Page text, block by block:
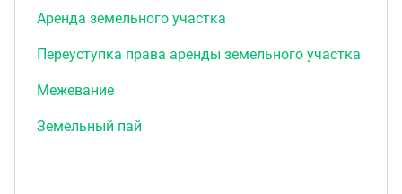
Аренда земельного участка
Переуступка права аренды земельного участка
Межевание
Земельный пай